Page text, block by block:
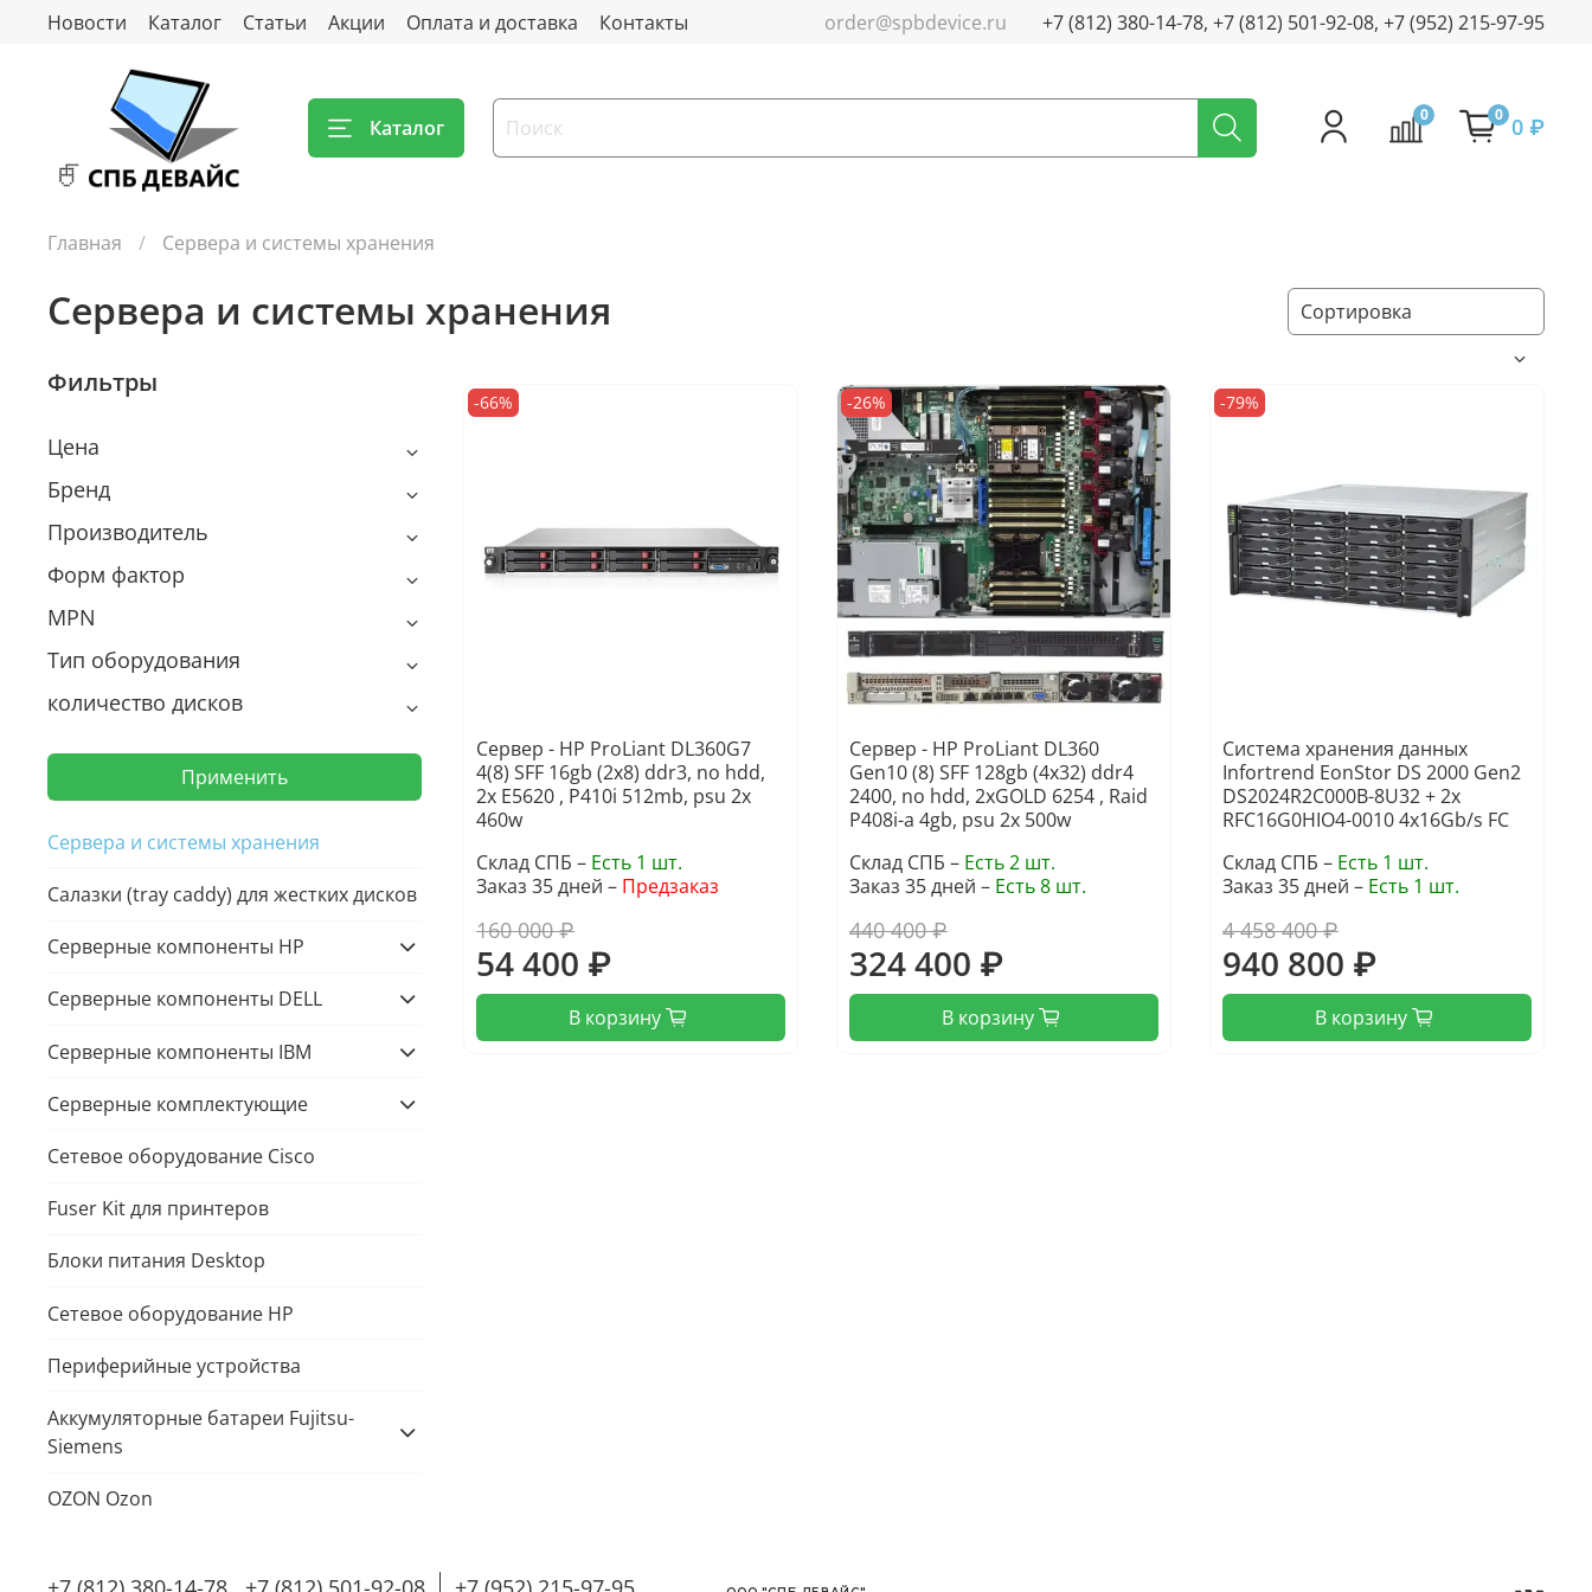
Новости Каталог Статьи Акции Оплата и доставка Контакты order@spbdevice.ru +7 (812) 380-14-78, +7 (812) 501-92-08, +7 (952) 215-97-95
Каталог
0 0 0 ₽
Главная Сервера и системы хранения
Сервера и системы хранения
-66%
Сервер - HP ProLiant DL360G7
4(8) SFF 16gb (2x8) ddr3, no hdd,
2x E5620 , P410i 512mb, psu 2x
460w
Склад СПБ – Есть 1 шт.
Заказ 35 дней – Предзаказ
160 000 ₽
54 400 ₽
В корзину
-26%
Сервер - HP ProLiant DL360
Gen10 (8) SFF 128gb (4x32) ddr4
2400, no hdd, 2xGOLD 6254 , Raid
P408i-a 4gb, psu 2x 500w
Склад СПБ – Есть 2 шт.
Заказ 35 дней – Есть 8 шт.
440 400 ₽
324 400 ₽
В корзину
-79%
Система хранения данных
Infortrend EonStor DS 2000 Gen2
DS2024R2C000B-8U32 + 2x
RFC16G0HIO4-0010 4x16Gb/s FC
Склад СПБ – Есть 1 шт.
Заказ 35 дней – Есть 1 шт.
4 458 400 ₽
940 800 ₽
В корзину
Фильтры
Цена
Бренд
Производитель
Форм фактор
MPN
Тип оборудования
количество дисков
Применить
Сервера и системы хранения
Салазки (tray caddy) для жестких дисков
Серверные компоненты HP
Серверные компоненты DELL
Серверные компоненты IBM
Серверные комплектующие
Cетевое оборудование Cisco
Fuser Kit для принтеров
Блоки питания Desktop
Сетевое оборудование HP
Периферийные устройства
Аккумуляторные батареи Fujitsu-
Siemens
OZON Ozon